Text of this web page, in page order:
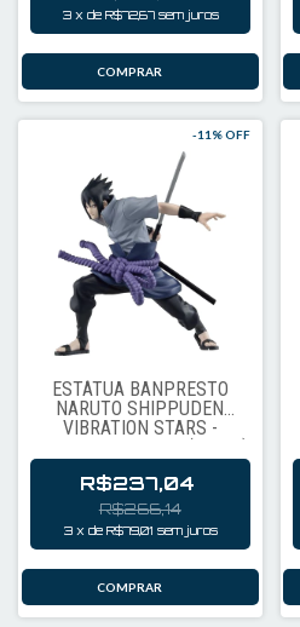
3 x de R$72,67 sem juros
ESTÁTUA BANPRESTO
NARUTO SHIPPUDEN
VIBRATION STARS -
SASUKE UCHIHA III (19667)
-11 % OFF
R$237,04
R$266,14
3 x de R$79,01 sem juros